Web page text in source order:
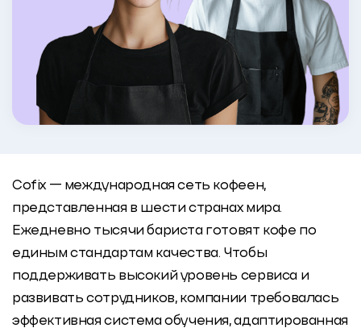
Cofix — международная сеть кофеен,
представленная в шести странах мира.
Ежедневно тысячи бариста готовят кофе по
единым стандартам качества. Чтобы
поддерживать высокий уровень сервиса и
развивать сотрудников, компании требовалась
эффективная система обучения, адаптированная